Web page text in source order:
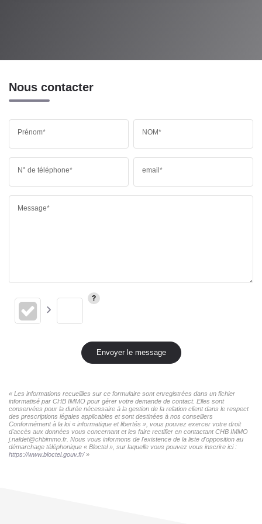
Nous contacter
Prénom* NOM*
N° de téléphone* email*
Message*
Envoyer le message
« Les informations recueillies sur ce formulaire sont enregistrées dans un fichier
informatisé par CHB IMMO pour gérer votre demande de contact. Elles sont
conservées pour la durée nécessaire à la gestion de la relation client dans le respect
des prescriptions légales applicables et sont destinées à nos conseillers
Conformément à la loi « informatique et libertés », vous pouvez exercer votre droit
d'accès aux données vous concernant et les faire rectifier en contactant CHB IMMO
j.naldet@chbimmo.fr. Nous vous informons de l'existence de la liste d'opposition au
démarchage téléphonique « Bloctel », sur laquelle vous pouvez vous inscrire ici :
https://www.bloctel.gouv.fr/»